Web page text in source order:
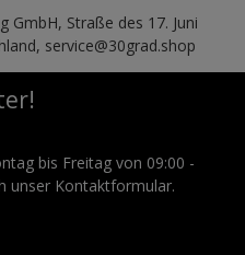
GmbH, Straße des 17. Juni
service@30grad.shop
bis Freitag von 09:00 -
unser Kontaktformular.